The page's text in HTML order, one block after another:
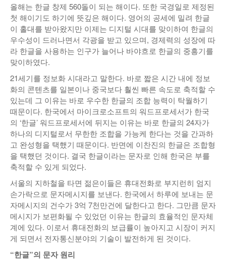
올해는 한글 창제 560돌이 되는 해이다. 또한 국경일로 제정된
첫 해이기도 하기에 뜻깊은 해이다. 영어의 공세에 밀려 한글
이 홀대를 받아왔지만 이제는 디지털 시대를 맞이하여 한글의
우수성이 드러나면서 각광을 받고 있으며, 경제력의 성장에 따
라 한글을 사용하는 인구가 늘어나 바야흐로 한글의 중흥기를
맞이하였다.
21세기를 정보화 시대라고 말한다. 바로 짧은 시간 내에 정보
화의 콘텐츠를 일본이나 중국보다 훨씬 빠른 속도로 축적할 수
있는데 그 이유는 바로 우수한 한글의 조합 능력이 탁월하기
때문이다. 한국에서 마이크로소프트의 워드프로세서가 한국
의 ‘한글’ 워드프로세서에 뒤지는 이유는 바로 한글의 24자가
하나의 디지털로서 무한한 조합을 가능케 한다는 것을 간과하
고 완성형을 택했기 때문이다. 반면에 이찬진의 한글은 조합형
을 택했던 것이다. 결국 한글이라는 문자로 인해 한국은 부를
축적할 수 있게 되었다.
서울의 지하철을 타면 젊은이들은 휴대전화로 부지런히 엄지
손가락으로 문자메시지를 보낸다. 한국에서 하루에 보내는 문
자메시지의 건수가 3억 7천만건에 달한다고 한다. 그만큼 문자
메시지가 보편화될 수 있었던 이유는 한글의 효율적인 문자체
계에 있다. 이로서 휴대전화의 보급률이 높아지고 시장이 커지
게 되면서 전자통신분야의 기술이 발전하게 된 것이다.
“한글”의 문자 원리